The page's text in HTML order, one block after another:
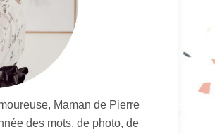
Maman de Pierre
des mots, de photo, de